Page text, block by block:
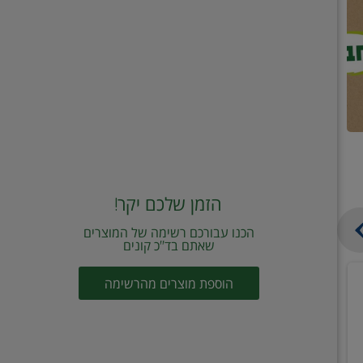
הזמן שלכם יקר!
הכנו עבורכם רשימה של המוצרים
שאתם בד"כ קונים
הוספת מוצרים מהרשימה